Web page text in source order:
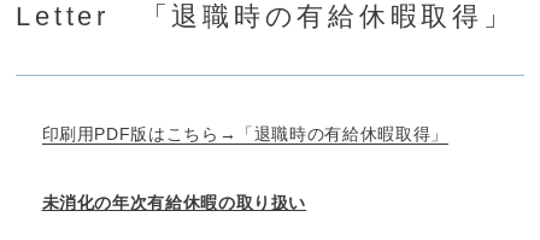
Letter 「退職時の有給休暇取得」
印刷用PDF版はこちら→「退職時の有給休暇取得」
未消化の年次有給休暇の取り扱い